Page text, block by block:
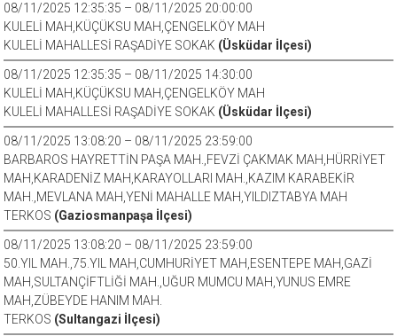
08/11/2025 12:35:35 – 08/11/2025 20:00:00
KULELİ MAH,KÜÇÜKSU MAH,ÇENGELKÖY MAH
KULELİ MAHALLESİ RAŞADİYE SOKAK (Üsküdar İlçesi)
08/11/2025 12:35:35 – 08/11/2025 14:30:00
KULELİ MAH,KÜÇÜKSU MAH,ÇENGELKÖY MAH
KULELİ MAHALLESİ RAŞADİYE SOKAK (Üsküdar İlçesi)
08/11/2025 13:08:20 – 08/11/2025 23:59:00
BARBAROS HAYRETTİN PAŞA MAH.,FEVZİ ÇAKMAK MAH,HÜRRİYET
MAH,KARADENİZ MAH,KARAYOLLARI MAH.,KAZIM KARABEKİR
MAH.,MEVLANA MAH,YENİ MAHALLE MAH,YILDIZTABYA MAH
TERKOS (Gaziosmanpaşa İlçesi)
08/11/2025 13:08:20 – 08/11/2025 23:59:00
50.YIL MAH.,75.YIL MAH,CUMHURİYET MAH,ESENTEPE MAH,GAZİ
MAH,SULTANÇİFTLİĞİ MAH.,UĞUR MUMCU MAH,YUNUS EMRE
MAH,ZÜBEYDE HANIM MAH.
TERKOS (Sultangazi İlçesi)